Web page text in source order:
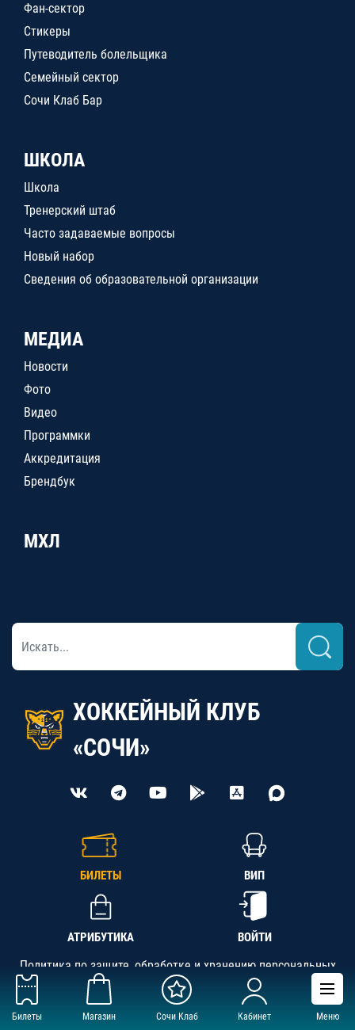
Билеты Магазин Сочи Клаб Кабинет Меню
Фан-сектор
Стикеры
Путеводитель болельщика
Семейный сектор
Сочи Клаб Бар
ШКОЛА
Школа
Тренерский штаб
Часто задаваемые вопросы
Новый набор
Сведения об образовательной организации
МЕДИА
Новости
Фото
Видео
Программки
Аккредитация
Брендбук
МХЛ
ХОККЕЙНЫЙ КЛУБ
«СОЧИ»
БИЛЕТЫ ВИП
АТРИБУТИКА ВОЙТИ
Политика по защите, обработке и хранению персональных
данных
АНО «СК «Кубань-Регион», ОГРН 1142300002349,